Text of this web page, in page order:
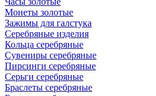
Монеты золотые
Зажимы для галстука
Серебряные изделия
Кольца серебряные
Сувениры серебряные
Пирсинги серебряные
Серьги серебряные
Браслеты серебряные